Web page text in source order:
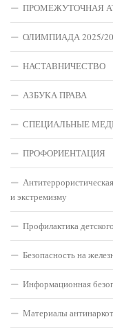
ПРОМЕЖУТОЧНАЯ
ОЛИМПИАДА 2025/
НАСТАВНИЧЕСТВО
АЗБУКА ПРАВА
СПЕЦИАЛЬНЫЕ
ПРОФОРИЕНТАЦИЯ
и экстремизму
Профилактика
Безопасность на
Информационная
Материалы